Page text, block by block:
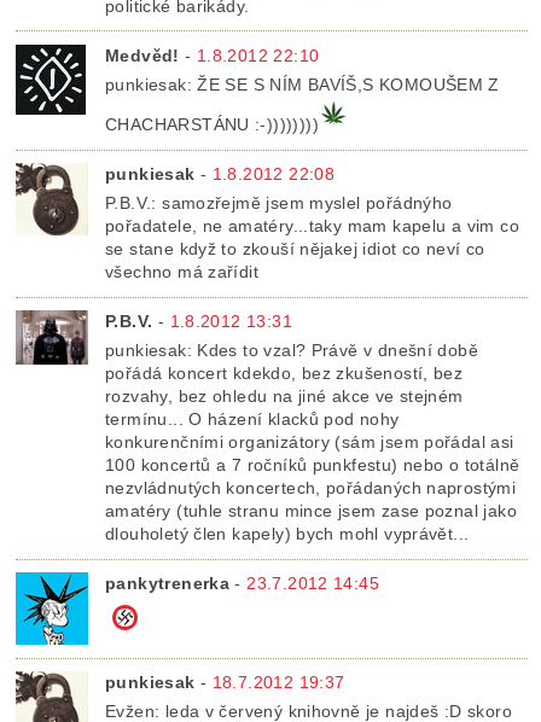
politické barikády.
Medvěd! - 1.8.2012 22:10
punkiesak: ŽE SE S NÍM BAVÍŠ,S KOMOUŠEM Z
CHACHARSTÁNU :-))))))))
punkiesak - 1.8.2012 22:08
P.B.V.: samozřejmě jsem myslel pořádnýho
pořadatele, ne amatéry...taky mam kapelu a vim co
se stane když to zkouší nějakej idiot co neví co
všechno má zařídit
P.B.V. - 1.8.2012 13:31
punkiesak: Kdes to vzal? Právě v dnešní době
pořádá koncert kdekdo, bez zkušeností, bez
rozvahy, bez ohledu na jiné akce ve stejném
termínu... O házení klacků pod nohy
konkurenčními organizátory (sám jsem pořádal asi
100 koncertů a 7 ročníků punkfestu) nebo o totálně
nezvládnutých koncertech, pořádaných naprostými
amatéry (tuhle stranu mince jsem zase poznal jako
dlouholetý člen kapely) bych mohl vyprávět...
pankytrenerka -23.7.2012 14:45
punkiesak - 18.7.2012 19:37
Evžen: leda v červený knihovně je najdeš :D skoro